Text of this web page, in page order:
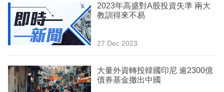
場
生
時
2023年高盛對A股投資失準 兩大
教訓得來不易
27 Dec 2023
大量外資轉投韓國印尼 逾2300億
債券基金撤出中國